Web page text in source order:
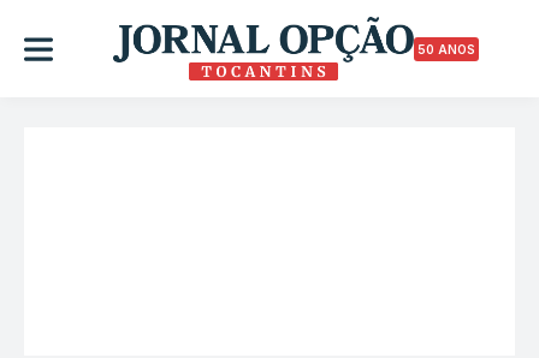
50 ANOS